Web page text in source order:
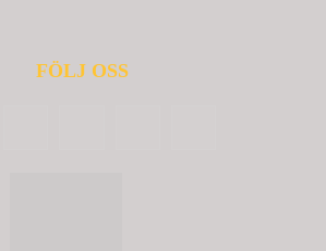
FÖLJ OSS